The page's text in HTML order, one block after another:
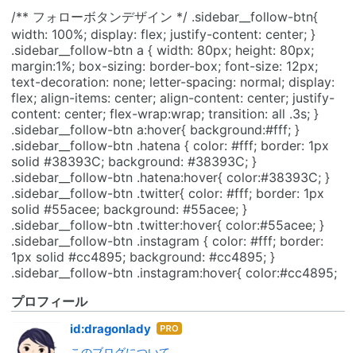
/** フォローボタンデザイン */ .sidebar__follow-btn{
width: 100%; display: flex; justify-content: center; }
.sidebar__follow-btn a { width: 80px; height: 80px;
margin:1%; box-sizing: border-box; font-size: 12px;
text-decoration: none; letter-spacing: normal; display:
flex; align-items: center; align-content: center; justify-
content: center; flex-wrap:wrap; transition: all .3s; }
.sidebar__follow-btn a:hover{ background:#fff; }
.sidebar__follow-btn .hatena { color: #fff; border: 1px
solid #38393C; background: #38393C; }
.sidebar__follow-btn .hatena:hover{ color:#38393C; }
.sidebar__follow-btn .twitter{ color: #fff; border: 1px
solid #55acee; background: #55acee; }
.sidebar__follow-btn .twitter:hover{ color:#55acee; }
.sidebar__follow-btn .instagram { color: #fff; border:
1px solid #cc4895; background: #cc4895; }
.sidebar__follow-btn .instagram:hover{ color:#cc4895;
プロフィール
id:dragonlady はて